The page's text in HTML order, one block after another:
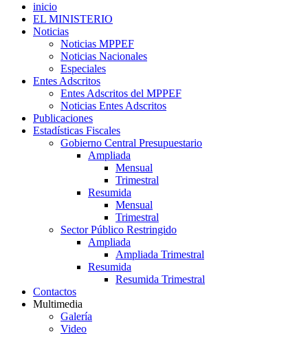
inicio
EL MINISTERIO
Noticias
Noticias MPPEF
Noticias Nacionales
Especiales
Entes Adscritos
Entes Adscritos del MPPEF
Noticias Entes Adscritos
Publicaciones
Estadísticas Fiscales
Gobierno Central Presupuestario
Ampliada
Mensual
Trimestral
Resumida
Mensual
Trimestral
Sector Público Restringido
Ampliada
Ampliada Trimestral
Resumida
Resumida Trimestral
Contactos
Multimedia
Galería
Video